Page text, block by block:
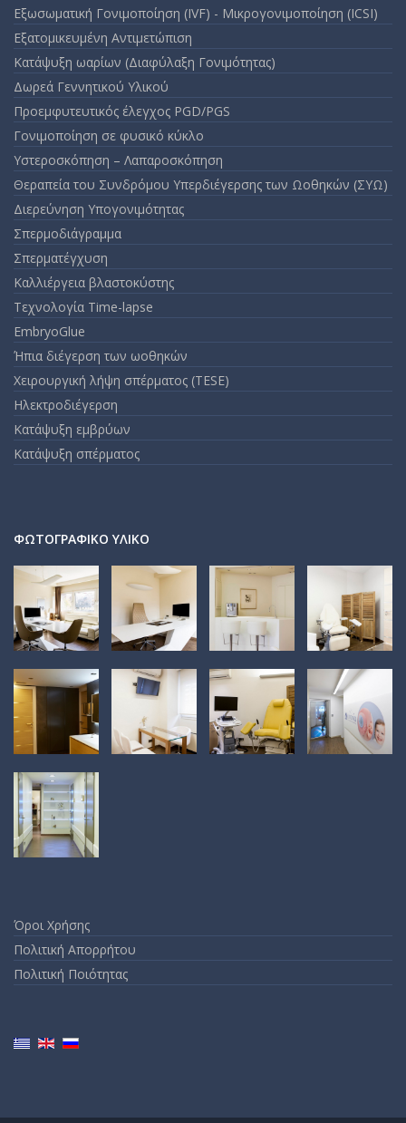
Εξωσωματική Γονιμοποίηση (IVF) - Μικρογονιμοποίηση (ICSI)
Εξατομικευμένη Αντιμετώπιση
Κατάψυξη ωαρίων (Διαφύλαξη Γονιμότητας)
Δωρεά Γεννητικού Υλικού
Προεμφυτευτικός έλεγχος PGD/PGS
Γονιμοποίηση σε φυσικό κύκλο
Υστεροσκόπηση – Λαπαροσκόπηση
Θεραπεία του Συνδρόμου Υπερδιέγερσης των Ωοθηκών (ΣΥΩ)
Διερεύνηση Υπογονιμότητας
Σπερμοδιάγραμμα
Σπερματέγχυση
Καλλιέργεια βλαστοκύστης
Τεχνολογία Time-lapse
EmbryoGlue
Ήπια διέγερση των ωοθηκών
Χειρουργική λήψη σπέρματος (TESE)
Ηλεκτροδιέγερση
Κατάψυξη εμβρύων
Κατάψυξη σπέρματος
ΦΩΤΟΓΡΑΦΙΚΌ ΥΛΙΚΌ
Όροι Χρήσης
Πολιτική Απορρήτου
Πολιτική Ποιότητας